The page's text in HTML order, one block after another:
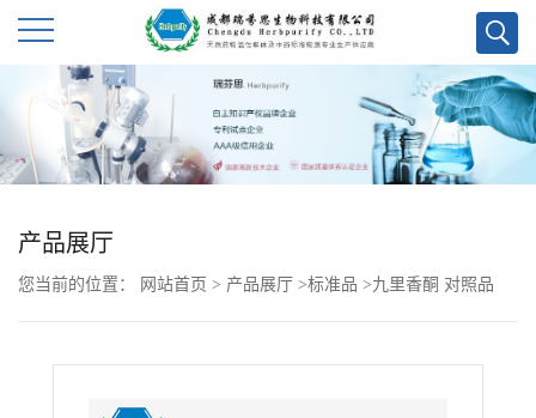
产品展厅
您当前的位置： 网站首页 > 产品展厅 >标准品 >九里香酮 对照品